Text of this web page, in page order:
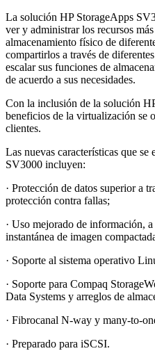
La solución HP StorageApps
ver y administrar los recursos
almacenamiento físico de
compartirlos a través de
escalar sus funciones de
de acuerdo a sus necesidades.
Con la inclusión de la solución
beneficios de la virtualización se
clientes.
Las nuevas características que
SV3000 incluyen:
· Protección de datos superior a
protección contra fallas;
· Uso mejorado de información,
instantánea de imagen
· Soporte al sistema operativo
· Soporte para Compaq
Data Systems y arreglos de
· Fibrocanal N-way y many-to-
· Preparado para iSCSI.